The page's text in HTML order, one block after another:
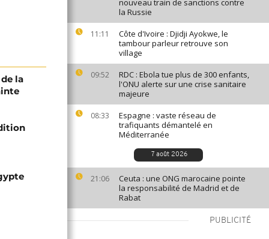
nouveau train de sanctions contre
la Russie
11:11
Côte d'Ivoire : Djidji Ayokwe, le
tambour parleur retrouve son
village
09:52
RDC : Ebola tue plus de 300 enfants,
l'ONU alerte sur une crise sanitaire
majeure
08:33
Espagne : vaste réseau de
trafiquants démantelé en
Méditerranée
7 août 2026
21:06
Ceuta : une ONG marocaine pointe
la responsabilité de Madrid et de
Rabat
PUBLICITÉ
la